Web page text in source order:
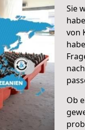
Sie
von
Ob